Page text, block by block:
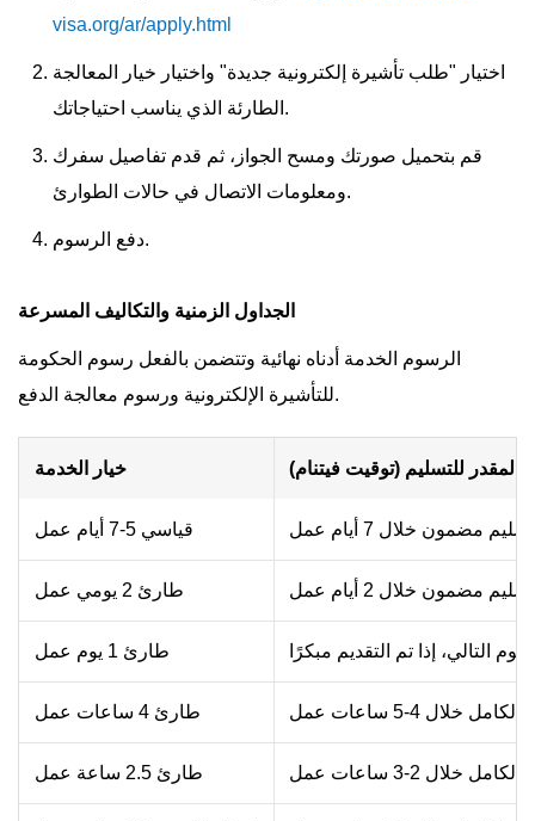
visa.org/ar/apply.html
اختيار "طلب تأشيرة إلكترونية جديدة" واختيار خيار المعالجة
الطارئة الذي يناسب احتياجاتك.
قم بتحميل صورتك ومسح الجواز، ثم قدم تفاصيل سفرك
ومعلومات الاتصال في حالات الطوارئ.
دفع الرسوم.
الجداول الزمنية والتكاليف المسرعة
الرسوم الخدمة أدناه نهائية وتتضمن بالفعل رسوم الحكومة
للتأشيرة الإلكترونية ورسوم معالجة الدفع.
خيار الخدمة المقدر للتسليم (توقيت فيتنام)
قياسي 5-7 أيام عمل
طارئ 2 يومي عمل
طارئ 1 يوم عمل
طارئ 4 ساعات عمل
طارئ 2.5 ساعة عمل